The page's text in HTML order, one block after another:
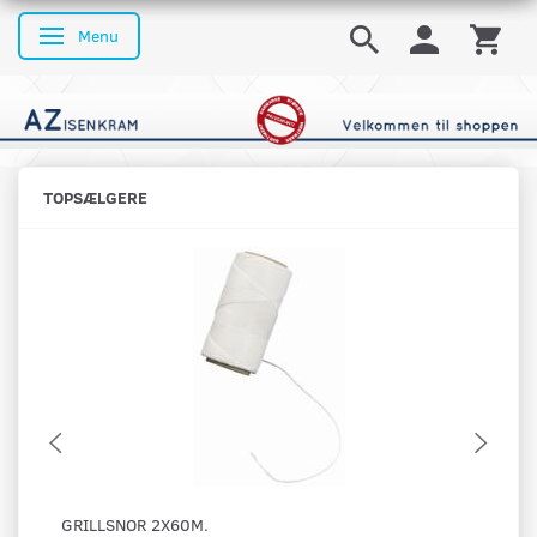
Skifte navigation
Menu
TOPSÆLGERE
GRILLSNOR 2X60M.